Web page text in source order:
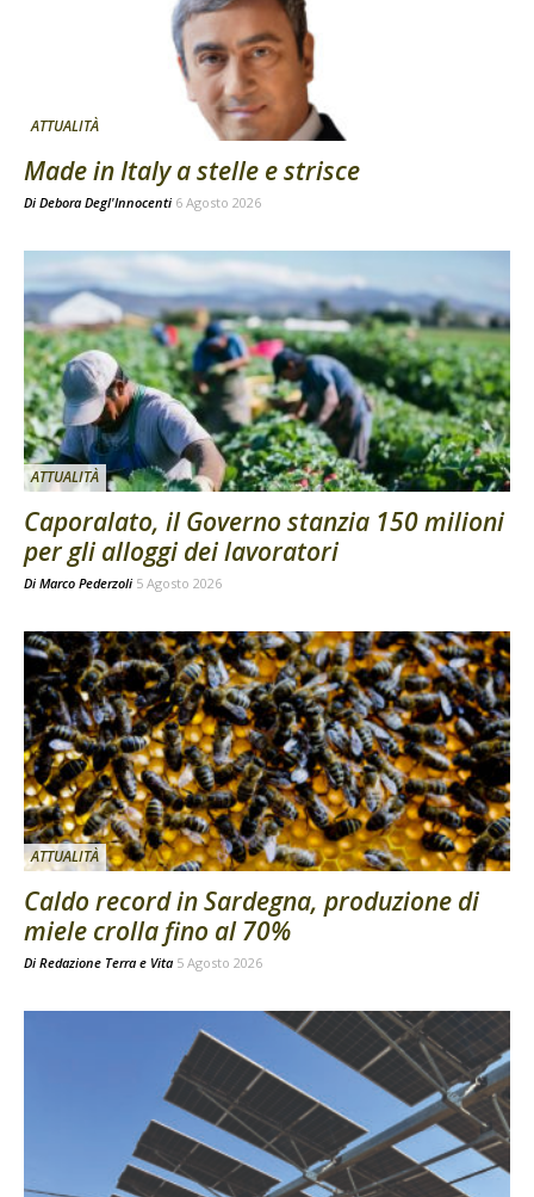
ATTUALITÀ
Made in Italy a stelle e strisce
Di Debora Degl'Innocenti 6 Agosto 2026
ATTUALITÀ
Caporalato, il Governo stanzia 150 milioni
per gli alloggi dei lavoratori
Di Marco Pederzoli 5 Agosto 2026
ATTUALITÀ
Caldo record in Sardegna, produzione di
miele crolla fino al 70%
Di Redazione Terra e Vita 5 Agosto 2026